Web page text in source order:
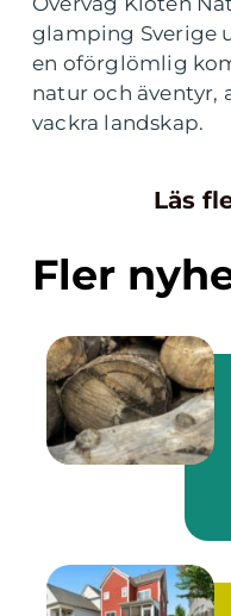
glamping Sverige
en oförglömlig
natur och äventyr,
vackra landskap.
Läs
Fler